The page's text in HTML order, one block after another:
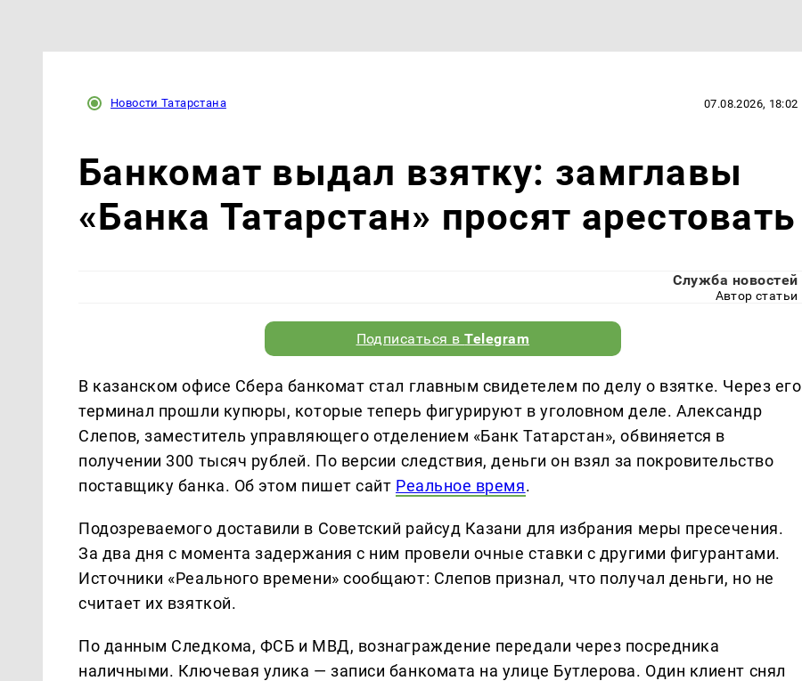
Новости Татарстана 07.08.2026, 18:02
Банкомат выдал взятку: замглавы
«Банка Татарстан» просят арестовать
Служба новостей
Автор статьи
Подписаться вTelegram
В казанском офисе Сбера банкомат стал главным свидетелем по делу о взятке. Через его
терминал прошли купюры, которые теперь фигурируют в уголовном деле. Александр
Слепов, заместитель управляющего отделением «Банк Татарстан», обвиняется в
получении 300 тысяч рублей. По версии следствия, деньги он взял за покровительство
поставщику банка. Об этом пишет сайт Реальное время.
Подозреваемого доставили в Советский райсуд Казани для избрания меры пресечения.
За два дня с момента задержания с ним провели очные ставки с другими фигурантами.
Источники «Реального времени» сообщают: Слепов признал, что получал деньги, но не
считает их взяткой.
По данным Следкома, ФСБ и МВД, вознаграждение передали через посредника
наличными. Ключевая улика — записи банкомата на улице Бутлерова. Один клиент снял